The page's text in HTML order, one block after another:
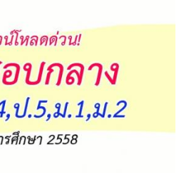
- ป.6 ทุกรายวิชา รวมไว้ให้แล้วที่